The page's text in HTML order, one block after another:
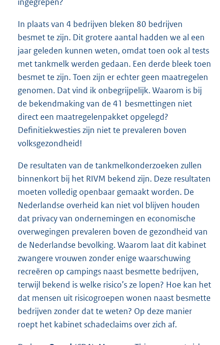
In plaats van 4 bedrijven bleken 80 bedrijven
besmet te zijn. Dit grotere aantal hadden we al een
jaar geleden kunnen weten, omdat toen ook al tests
met tankmelk werden gedaan. Een derde bleek toen
besmet te zijn. Toen zijn er echter geen maatregelen
genomen. Dat vind ik onbegrijpelijk. Waarom is bij
de bekendmaking van de 41 besmettingen niet
direct een maatregelenpakket opgelegd?
Definitiekwesties zijn niet te prevaleren boven
volksgezondheid!
De resultaten van de tankmelkonderzoeken zullen
binnenkort bij het RIVM bekend zijn. Deze resultaten
moeten volledig openbaar gemaakt worden. De
Nederlandse overheid kan niet vol blijven houden
dat privacy van ondernemingen en economische
overwegingen prevaleren boven de gezondheid van
de Nederlandse bevolking. Waarom laat dit kabinet
zwangere vrouwen zonder enige waarschuwing
recreëren op campings naast besmette bedrijven,
terwijl bekend is welke risico’s ze lopen? Hoe kan het
dat mensen uit risicogroepen wonen naast besmette
bedrijven zonder dat te weten? Op deze manier
roept het kabinet schadeclaims over zich af.